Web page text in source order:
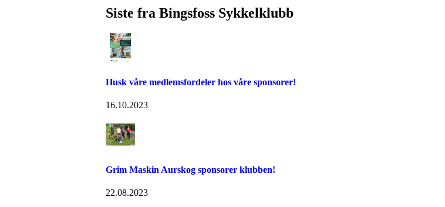
Siste fra Bingsfoss Sykkelklubb
Husk våre medlemsfordeler hos våre sponsorer!
16.10.2023
Grim Maskin Aurskog sponsorer klubben!
22.08.2023